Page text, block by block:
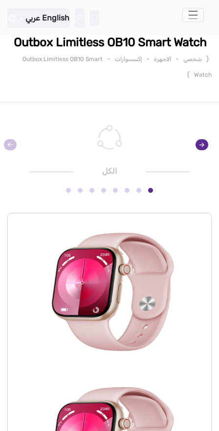
تخطي إلى المحتوى الرئيسي
English عربي
Outbox Limitless OB10 Smart Watch
( شخصي - الاجهزة - إكسسوارات -
Outbox Limitless OB10 Smart
Watch
)
الكل